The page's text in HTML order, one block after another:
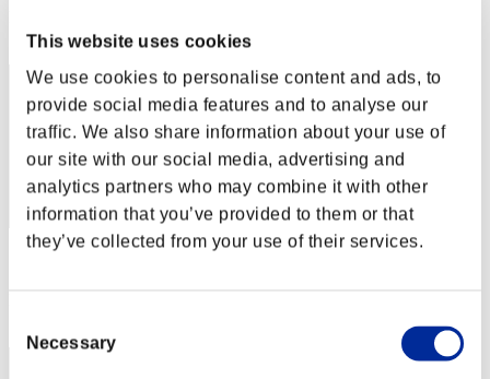
This website uses cookies
We use cookies to personalise content and ads, to
provide social media features and to analyse our
traffic. We also share information about your use of
our site with our social media, advertising and
analytics partners who may combine it with other
information that you’ve provided to them or that
they’ve collected from your use of their services.
Selection
Necessary
2